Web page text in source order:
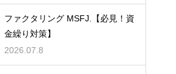
ファクタリング MSFJ.【必見！資
金繰り対策】
2026.07.8